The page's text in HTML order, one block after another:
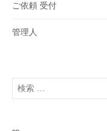
ご依頼 受付
管理人
検
索